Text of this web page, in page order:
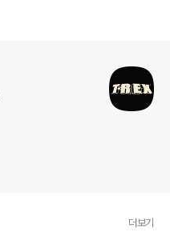
더보기